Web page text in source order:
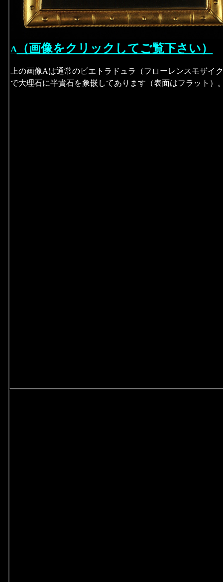
A （画像をクリックしてご覧下さい）
上の画像Aは通常のピエトラドュラ（フローレンスモザイ
で大理石に半貴石を象嵌してあります（表面はフラット）